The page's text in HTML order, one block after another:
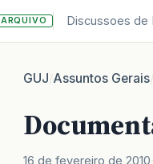
ARQUIVO Discussoes de
GUJ/Assuntos Gerais/
16 de fevereiro de 2010